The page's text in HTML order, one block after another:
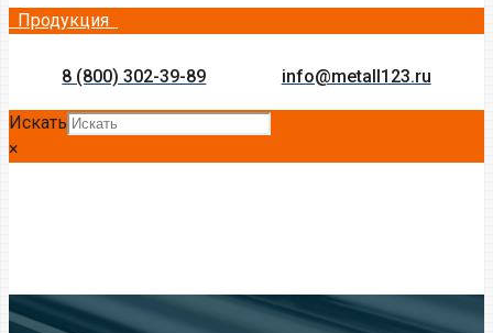
Продукция
8 (800) 302-39-89 info@metall123.ru
Искать
×